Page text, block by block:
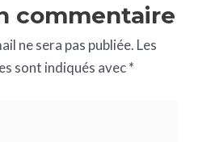
commentaire
ne sera pas publiée. Les
sont indiqués avec*